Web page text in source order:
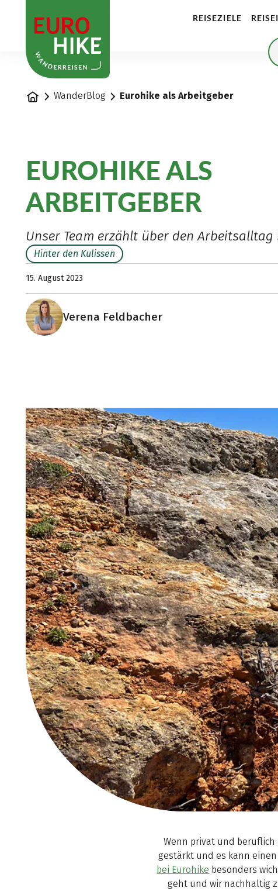
REISEZIELE
StartseiteWanderBlog Eurohike als Arbeitgeber
EUROHIKE ALS
ARBEITGEBER
Unser Team erzählt über den Arbeitsalltag
Hinter den Kulissen
15. August 2023
Verena Feldbacher
Wenn privat und
gestärkt und es kann
bei Eurohike besonders
geht und wir nachhaltig